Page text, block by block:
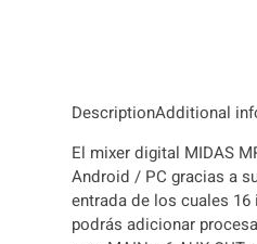
DescriptionAdditional
El mixer digital MIDAS
Android / PC gracias a
entrada de los cuales
podrás adicionar